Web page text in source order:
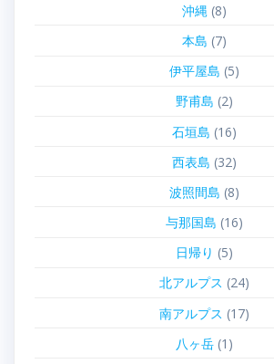
沖縄 (8)
本島 (7)
伊平屋島 (5)
野甫島 (2)
石垣島 (16)
西表島 (32)
波照間島 (8)
与那国島 (16)
日帰り (5)
北アルプス (24)
南アルプス (17)
八ヶ岳(1)